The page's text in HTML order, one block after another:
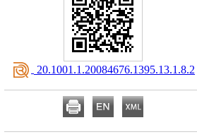
‎ 20.1001.1.20084676.1395.13.1.8.2